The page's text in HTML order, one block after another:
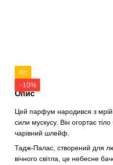
Хіт
−10%
Опис
Цей парфум народився з
сили мускусу. Він огортає
чарівний шлейф.
Тадж-Палас, створений для
вічного світла, це небесне